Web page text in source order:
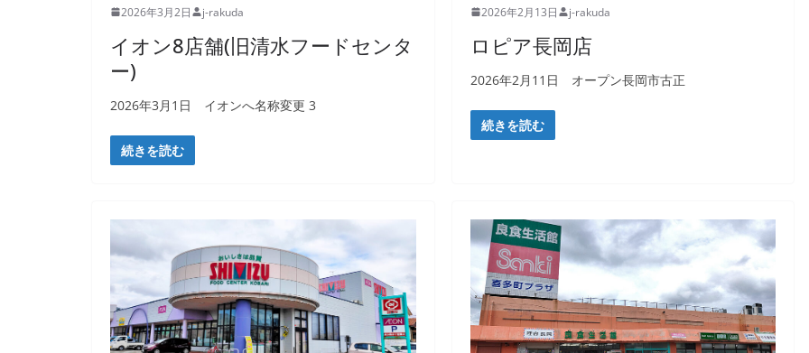
2026年3月2日 j-rakuda
イオン8店舗(旧清水フードセンタ
ー)
2026年3月1日 イオンへ名称変更 3
続きを読む
2026年2月13日 j-rakuda
ロピア長岡店
2026年2月11日 オープン長岡市古正
続きを読む